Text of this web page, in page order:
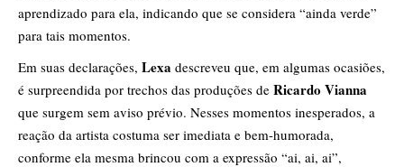
aprendizado para ela, indicando que se considera “ainda verde”
para tais momentos.
Em suas declarações, Lexa descreveu que, em algumas ocasiões,
é surpreendida por trechos das produções de Ricardo Vianna
que surgem sem aviso prévio. Nesses momentos inesperados, a
reação da artista costuma ser imediata e bem-humorada,
conforme ela mesma brincou com a expressão “ai, ai, ai”,